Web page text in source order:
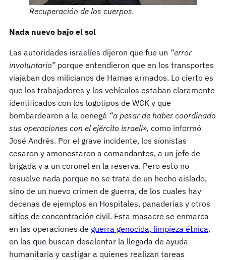
Recuperación de los cuerpos.
Nada nuevo bajo el sol
Las autoridades israelíes dijeron que fue un “error
involuntario” porque entendieron que en los transportes
viajaban dos milicianos de Hamas armados. Lo cierto es
que los trabajadores y los vehículos estaban claramente
identificados con los logotipos de WCK y que
bombardearon a la oenegé “a pesar de haber coordinado
sus operaciones con el ejército israelí», como informó
José Andrés. Por el grave incidente, los sionistas
cesaron y amonestaron a comandantes, a un jefe de
brigada y a un coronel en la reserva. Pero esto no
resuelve nada porque no se trata de un hecho aislado,
sino de un nuevo crimen de guerra, de los cuales hay
decenas de ejemplos en Hospitales, panaderías y otros
sitios de concentración civil. Esta masacre se enmarca
en las operaciones de guerra genocida, limpieza étnica,
en las que buscan desalentar la llegada de ayuda
humanitaria y castigar a quienes realizan tareas